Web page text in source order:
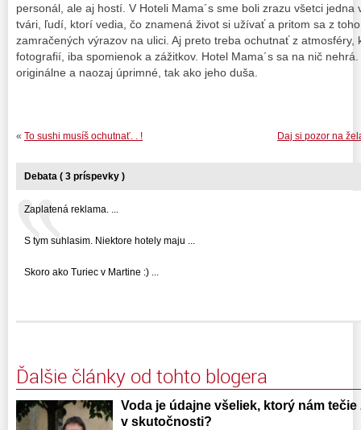
personál, ale aj hostí. V Hoteli Mama´s sme boli zrazu všetci
tvári, ľudí, ktorí vedia, čo znamená život si užívať a pritom sa z
zamračených výrazov na ulici. Aj preto treba ochutnať z
fotografií, iba spomienok a zážitkov. Hotel Mama´s sa na nič
originálne a naozaj úprimné, tak ako jeho duša.
Daj si pozor na
« To sushi musíš ochutnať. . !
Debata ( 3 príspevky )
Zaplatená reklama. ...
S tym suhlasim. Niektore hotely maju ...
Skoro ako Turiec v Martine :) ...
Ďalšie články od tohto blogera
Voda je údajne všeliek, ktorý nám
v skutočnosti?